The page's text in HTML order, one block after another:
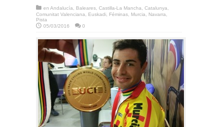
en Andalucía Baleares Castilla-La Mancha Catalunya
Comunitat Valenciana
Euskadi Féminas Murcia Navarra
Pista
05/03/2016
0